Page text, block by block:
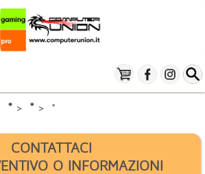
* > * > *
CONTATTACI
O INFORMAZIONI